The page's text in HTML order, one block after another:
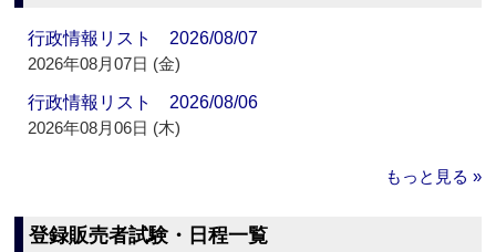
行政情報リスト 2026/08/07
2026年08月07日 (金)
行政情報リスト 2026/08/06
2026年08月06日 (木)
もっと見る »
登録販売者試験・日程一覧